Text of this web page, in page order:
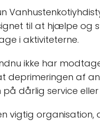
til at hjælpe og
i aktiviteterne.
ikke har
deprimeringen af
dårlig service eller
vigtig